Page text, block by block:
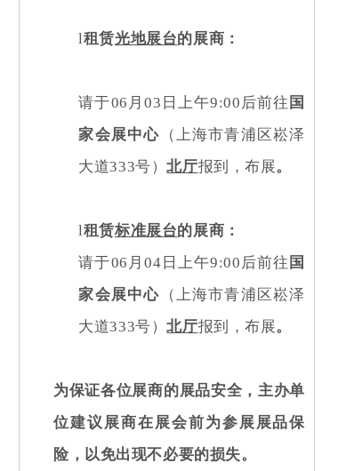
l租赁光地展台的展商 ：
请于06月03日上午9:00后前往 国
家会展中心 （上海市青浦区崧泽
大道333号）北厅报到，布展。
l租赁标准展台的展商 ：
请于06月04日上午9:00后前往 国
家会展中心 （上海市青浦区崧泽
大道333号）北厅报到，布展。
为保证各位展商的展品安全，主办单
位建议展商在展会前为参展展品保
险，以免出现不必要的损失。